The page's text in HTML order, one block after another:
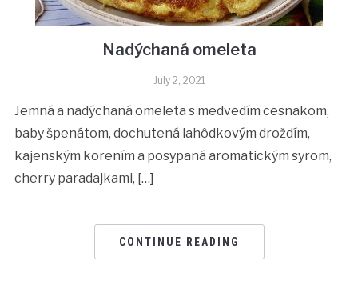
Nadýchaná omeleta
July 2, 2021
Jemná a nadýchaná omeleta s medvedím cesnakom,
baby špenátom, dochutená lahôdkovým droždím,
kajenským korením a posypaná aromatickým syrom,
cherry paradajkami, […]
CONTINUE READING